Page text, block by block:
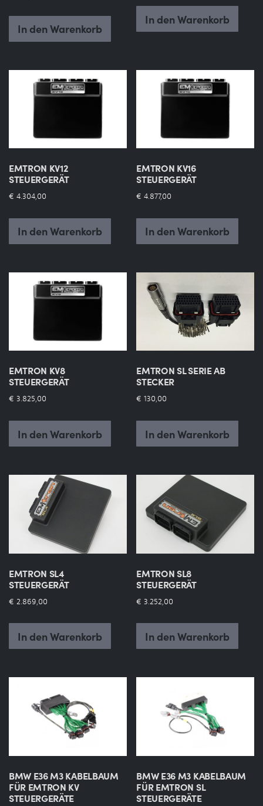
In den Warenkorb
In den Warenkorb
EMTRON KV12
STEUERGERÄT
€ 4.304,00
In den Warenkorb
EMTRON KV16
STEUERGERÄT
€ 4.877,00
In den Warenkorb
EMTRON KV8
STEUERGERÄT
€ 3.825,00
In den Warenkorb
EMTRON SL SERIE AB
STECKER
€ 130,00
In den Warenkorb
EMTRON SL4
STEUERGERÄT
€ 2.869,00
In den Warenkorb
EMTRON SL8
STEUERGERÄT
€ 3.252,00
In den Warenkorb
BMW E36 M3 KABELBAUM
FÜR EMTRON KV
STEUERGERÄTE
BMW E36 M3 KABELBAUM
FÜR EMTRON SL
STEUERGERÄTE